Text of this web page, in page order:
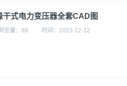
式电力变压器全套CAD图
览量： 89 时间： 2023-12-12